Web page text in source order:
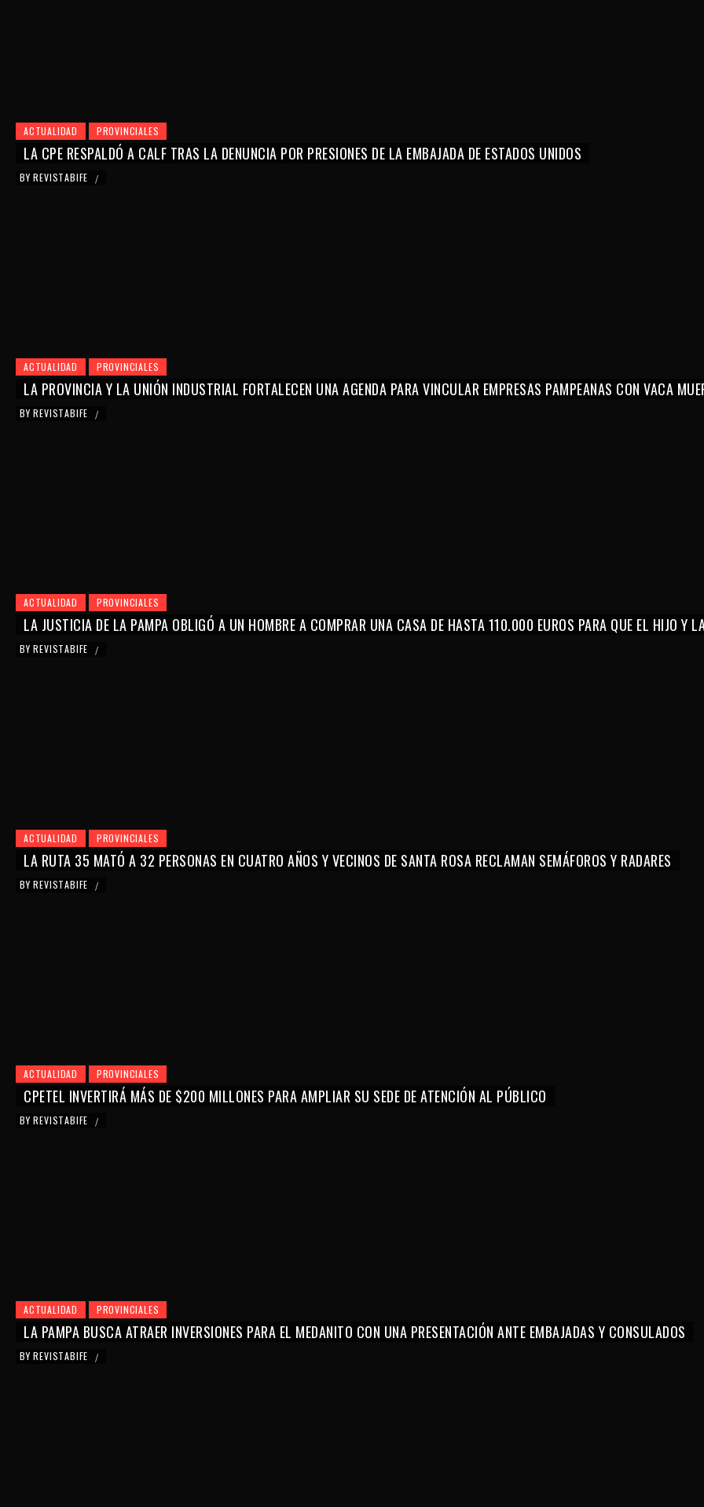
ACTUALIDAD PROVINCIALES
LA CPE RESPALDÓ A CALF TRAS LA DENUNCIA POR PRESIONES DE LA EMBAJADA DE ESTADOS UNIDOS
BY REVISTABIFE /
ACTUALIDAD PROVINCIALES
LA PROVINCIA Y LA UNIÓN INDUSTRIAL FORTALECEN UNA AGENDA PARA VINCULAR EMPRESAS PAMPEANAS CON VACA
BY REVISTABIFE /
ACTUALIDAD PROVINCIALES
LA JUSTICIA DE LA PAMPA OBLIGÓ A UN HOMBRE A COMPRAR UNA CASA DE HASTA 110.000 EUROS PARA QUE EL HIJO Y
BY REVISTABIFE /
ACTUALIDAD PROVINCIALES
LA RUTA 35 MATÓ A 32 PERSONAS EN CUATRO AÑOS Y VECINOS DE SANTA ROSA RECLAMAN SEMÁFOROS Y RADARES
BY REVISTABIFE /
ACTUALIDAD PROVINCIALES
CPETEL INVERTIRÁ MÁS DE $200 MILLONES PARA AMPLIAR SU SEDE DE ATENCIÓN AL PÚBLICO
BY REVISTABIFE /
ACTUALIDAD PROVINCIALES
LA PAMPA BUSCA ATRAER INVERSIONES PARA EL MEDANITO CON UNA PRESENTACIÓN ANTE EMBAJADAS Y CONSULADOS
BY REVISTABIFE /